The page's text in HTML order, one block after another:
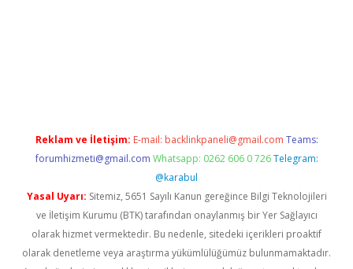
Reklam ve İletişim: E-mail: backlinkpaneli@gmail.com Teams:
forumhizmeti@gmail.com Whatsapp: 0262 606 0 726 Telegram:
@karabul
Yasal Uyarı: Sitemiz, 5651 Sayılı Kanun gereğince Bilgi Teknolojileri
ve İletişim Kurumu (BTK) tarafından onaylanmış bir Yer Sağlayıcı
olarak hizmet vermektedir. Bu nedenle, sitedeki içerikleri proaktif
olarak denetleme veya araştırma yükümlülüğümüz bulunmamaktadır.